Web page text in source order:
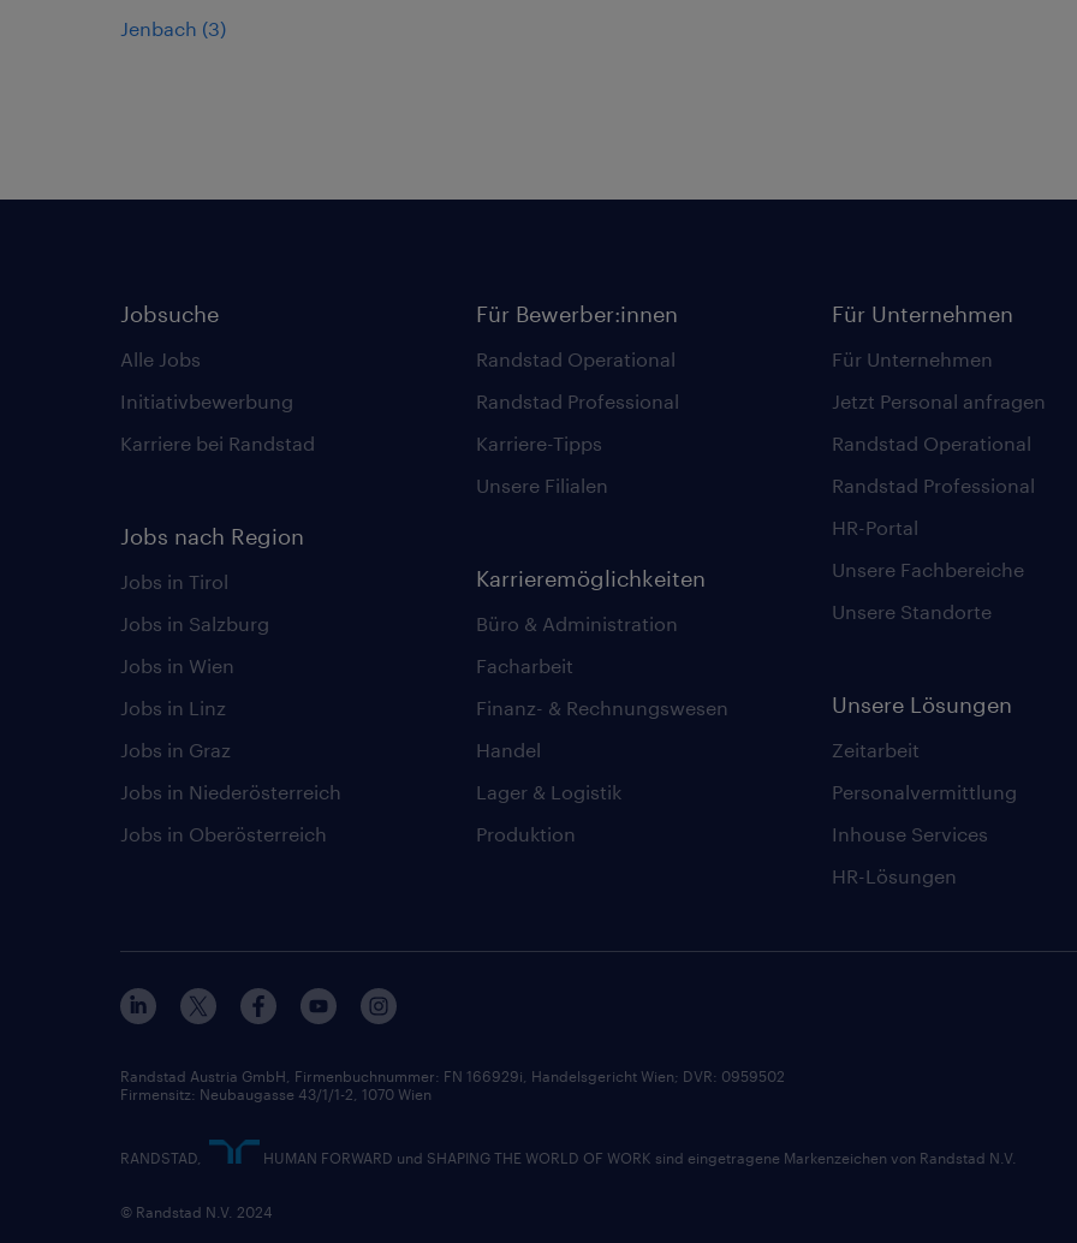
Jenbach (3)
Jobsuche
Alle Jobs
Initiativbewerbung
Karriere bei Randstad
Jobs nach Region
Jobs in Tirol
Jobs in Salzburg
Jobs in Wien
Jobs in Linz
Jobs in Graz
Jobs in Niederösterreich
Jobs in Oberösterreich
Für Bewerber:innen
Randstad Operational
Randstad Professional
Karriere-Tipps
Unsere Filialen
Karrieremöglichkeiten
Büro & Administration
Facharbeit
Finanz- & Rechnungswesen
Handel
Lager & Logistik
Produktion
Für Unternehmen
Für Unternehmen
Jetzt Personal anfragen
Randstad Operational
Randstad Professional
HR-Portal
Unsere Fachbereiche
Unsere Standorte
Unsere Lösungen
Zeitarbeit
Personalvermittlung
Inhouse Services
HR-Lösungen
Randstad Austria GmbH, Firmenbuchnummer: FN 166929i, Handelsgericht Wien; DVR: 0959502
Firmensitz: Neubaugasse 43/1/1-2, 1070 Wien
RANDSTAD, HUMAN FORWARD und SHAPING THE WORLD OF WORK sind eingetragene Markenzeichen von Randstad N.V.
© Randstad N.V. 2024